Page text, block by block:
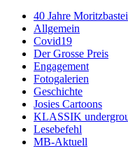
40 Jahre Moritzbastei
Allgemein
Covid19
Der Grosse Preis
Engagement
Fotogalerien
Geschichte
Josies Cartoons
KLASSIK
Lesebefehl
MB-Aktuell